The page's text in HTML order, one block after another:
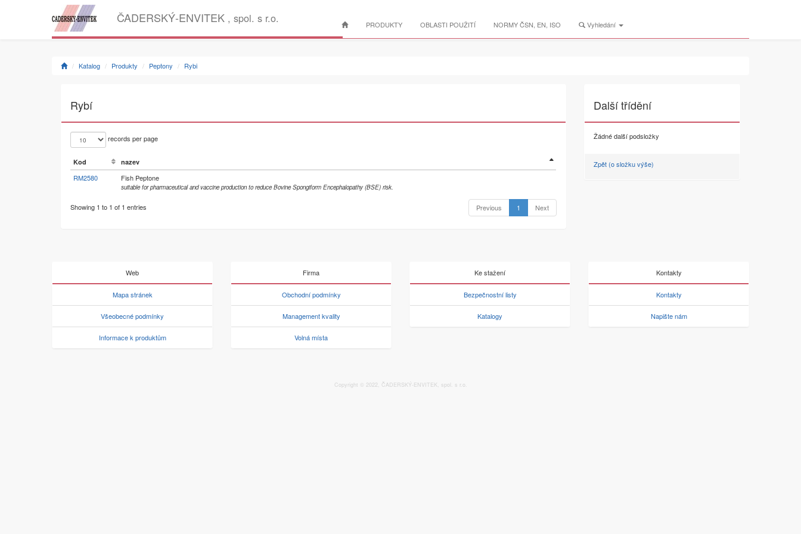
ČADERSKÝ-ENVITEK , spol. s r.o. PRODUKTY OBLASTI POUŽITÍ NORMY ČSN, EN, ISO Vyhledání
Katalog Produkty Peptony Rybi
Rybí
records per page
Kod nazev
RM2580 Fish Peptone
suitable for pharmaceutical and vaccine production to reduce Bovine Spongiform Encephalopathy (BSE) risk.
Showing 1 to 1 of 1 entries Previous 1 Next
Další třídění
Žádné další podsložky
Zpět (o složku výše)
Web
Mapa stránek
Všeobecné podmínky
Informace k produktům
Firma
Obchodní podmínky
Management kvality
Volná místa
Ke stažení
Bezpečnostní listy
Katalogy
Kontakty
Kontakty
Napište nám
Copyright © 2022, ČADERSKÝ-ENVITEK, spol. s r.o.